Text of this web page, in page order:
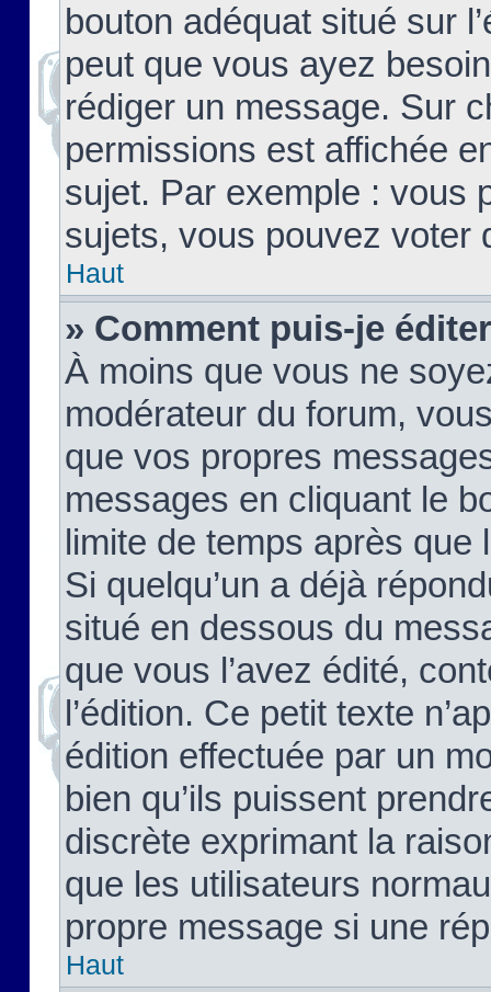
bouton adéquat situé sur
peut que vous ayez
rédiger un message. Sur
permissions est affichée
sujet. Par exemple : vous
sujets, vous pouvez voter
Haut
» Comment puis-je
À moins que vous ne
modérateur du forum,
que vos propres
messages en cliquant le
limite de temps après que
Si quelqu’un a déjà
situé en dessous du
que vous l’avez édité,
l’édition. Ce petit texte
édition effectuée par un
bien qu’ils puissent
discrète exprimant la
que les utilisateurs
propre message si une
Haut